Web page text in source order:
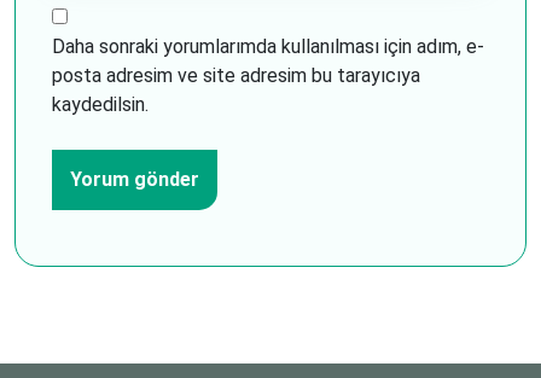
Daha sonraki yorumlarımda kullanılması için adım, e-
posta adresim ve site adresim bu tarayıcıya
kaydedilsin.